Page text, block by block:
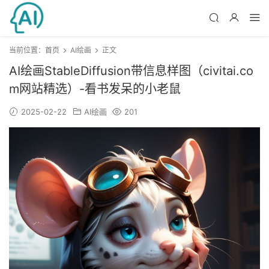
当前位置： 首页 AI绘画 正文
AI绘画StableDiffusion带信息样图（civitai.co
m网站精选）-看书发呆的小老鼠
2025-02-22 AI绘画 201